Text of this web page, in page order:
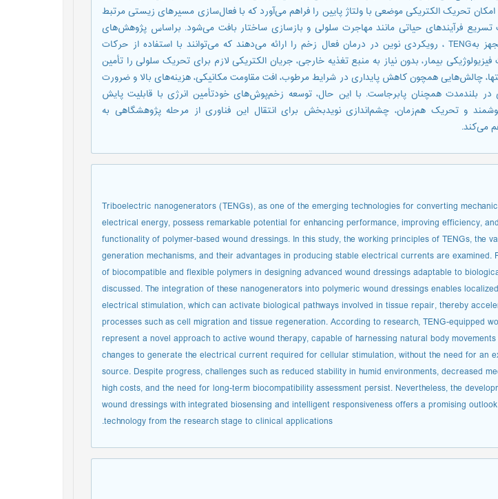
تحریک الکتریکی موضعی با ولتاژ پایین را فراهم می‌آورد که با فعال‌سازی مسیرهای زیستی مرتبط
تسریع فرآیندهای حیاتی مانند مهاجرت سلولی و بازسازی ساختار بافت می‌شود. براساس پژوهش‌های
اخیر، زخم‌پوش‌های مجهز بهTENG ، رویکردی نوین در درمان فعال زخم را ارائه می‌دهند که می‌توانند با استفاده از حرکات
بیمار، بدون نیاز به منبع تغذیه خارجی، جریان الکتریکی لازم برای تحریک سلولی را تأمین
چالش‌هایی همچون کاهش پایداری در شرایط مرطوب، افت مقاومت مکانیکی، هزینه‌های بالا و ضرورت
در بلندمدت همچنان پابرجاست. با این حال، توسعه زخم‌پوش‌های خودتأمین انرژی با قابلیت پایش
و تحریک هم‌زمان، چشم‌اندازی نویدبخش برای انتقال این فناوری از مرحله پژوهشگاهی به
می‌کند.
Triboelectric nanogenerators (TENGs), as one of the emerging technologies for converting
electrical energy, possess remarkable potential for enhancing performance, improving efficiency,
functionality of polymer-based wound dressings. In this study, the working principles of TENGs, the
generation mechanisms, and their advantages in producing stable electrical currents are examined.
of biocompatible and flexible polymers in designing advanced wound dressings adaptable to
discussed. The integration of these nanogenerators into polymeric wound dressings enables
electrical stimulation, which can activate biological pathways involved in tissue repair, thereby
processes such as cell migration and tissue regeneration. According to research, TENG-equipped
represent a novel approach to active wound therapy, capable of harnessing natural body
changes to generate the electrical current required for cellular stimulation, without the need for an
source. Despite progress, challenges such as reduced stability in humid environments, decreased
high costs, and the need for long-term biocompatibility assessment persist. Nevertheless, the
wound dressings with integrated biosensing and intelligent responsiveness offers a promising
technology from the research stage to clinical applications.